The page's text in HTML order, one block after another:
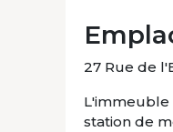
27 Rue de
L'immeuble
station de